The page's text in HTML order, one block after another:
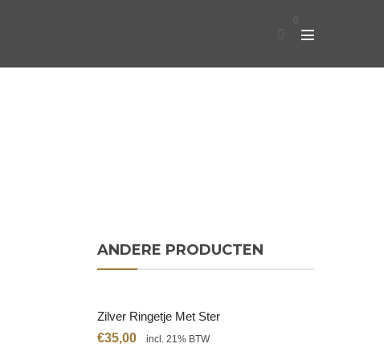
0
ANDERE PRODUCTEN
Zilver Ringetje Met Ster
€35,00 incl. 21% BTW